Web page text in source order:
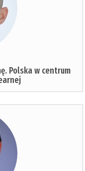
Polska w centrum